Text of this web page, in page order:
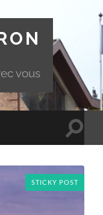
vous
Toggle
STICKY POST